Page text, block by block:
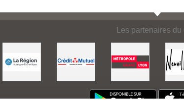
Les partenaires du